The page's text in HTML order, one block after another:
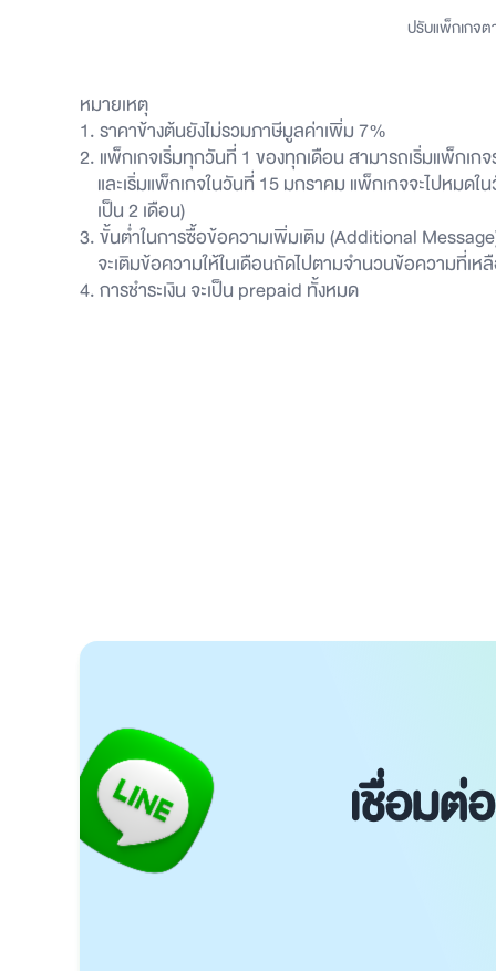
ปรับแพ็กเกจ
หมายเหตุ
1. ราคาข้างต้นยังไม่รวมภาษีมูลค่าเพิ่ม 7%
2. แพ็กเกจเริ่มทุกวันที่ 1 ของทุกเดือน สามารถเริ่มแพ็กเก
และเริ่มแพ็กเกจในวันที่ 15 มกราคม แพ็กเกจจะไปหม
เป็น 2 เดือน)
3. ขั้นต่ำในการซื้อข้อความเพิ่มเติม (Additional
จะเติมข้อความให้ในเดือนถัดไปตามจำนวนข้อความที่เ
4. การชำระเงิน จะเป็น prepaid ทั้งหมด
เชื่อมต่